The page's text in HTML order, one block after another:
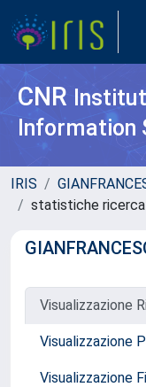
CNR
Information
IRIS
statistiche
Visualizzazione
Visualizzazione
Visualizzazione